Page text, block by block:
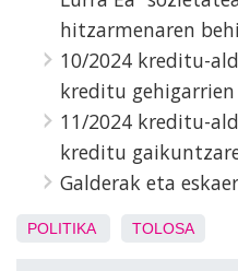
hitzarmenaren
10/2024 kreditu-
kreditu
11/2024 kreditu-
kreditu
Galderak eta
POLITIKA TOLOSA